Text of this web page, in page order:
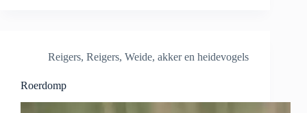
Reigers, Reigers, Weide, akker en heidevogels
Roerdomp